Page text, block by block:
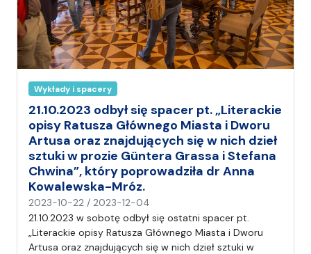
Wykłady i spacery
21.10.2023 odbył się spacer pt. „Literackie
opisy Ratusza Głównego Miasta i Dworu
Artusa oraz znajdujących się w nich dzieł
sztuki w prozie Güntera Grassa i Stefana
Chwina”, który poprowadziła dr Anna
Kowalewska-Mróz.
2023-10-22 / 2023-12-04
a
p
i
21.10.2023 w sobotę odbył się ostatni spacer pt.
„Literackie opisy Ratusza Głównego Miasta i Dworu
Artusa oraz znajdujących się w nich dzieł sztuki w